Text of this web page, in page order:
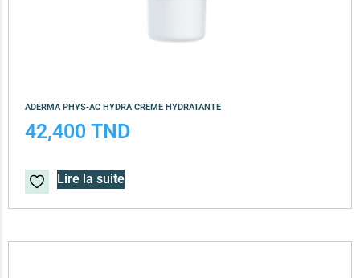
ADERMA PHYS-AC HYDRA CREME HYDRATANTE
42,400 TND
Lire la suite